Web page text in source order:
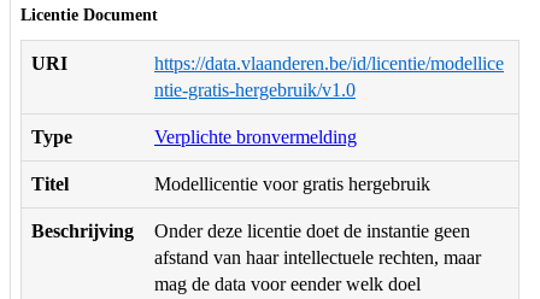
Licentie Document
URI
https://data.vlaanderen.be/id/licentie/modellice
ntie-gratis-hergebruik/v1.0
Type Verplichte bronvermelding
Titel Modellicentie voor gratis hergebruik
Beschrijving
Onder deze licentie doet de instantie geen
afstand van haar intellectuele rechten, maar
mag de data voor eender welk doel